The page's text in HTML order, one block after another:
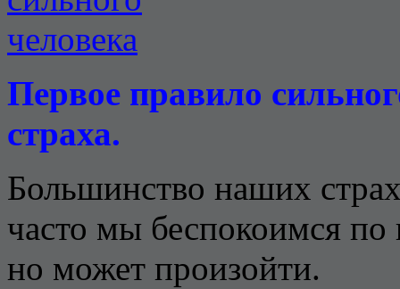
Первое правило
страха.
Большинство наших
часто мы беспокоимся
но может произойти.